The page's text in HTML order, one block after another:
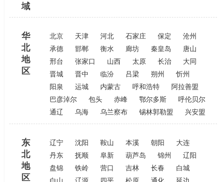
域
华
北
地
区
北京 天津 河北 石家庄 保定
沧州
承德
邯郸 衡水 廊坊 秦皇岛
唐山
邢台
张家口 山西 太原 长治
大同
晋城
晋中 临汾 吕梁 朔州
忻州
阳泉
运城 内蒙古 呼和浩特
阿拉善盟
巴彦淖尔
包头 赤峰 鄂尔多斯
呼伦贝尔
通辽
乌海 乌兰察布 锡林郭勒盟 兴安盟
东
北
地
区
辽宁 沈阳 鞍山 本溪 朝阳
大连
丹东
抚顺 阜新 葫芦岛 锦州
辽阳
盘锦
铁岭 营口 吉林 长春
白城